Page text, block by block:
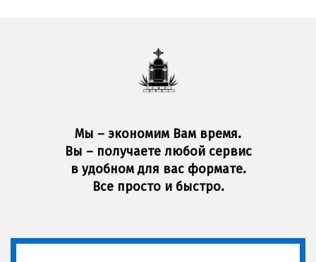
Мы – экономим Вам время.
Вы – получаете любой сервис
в удобном для вас формате.
Все просто и быстро.